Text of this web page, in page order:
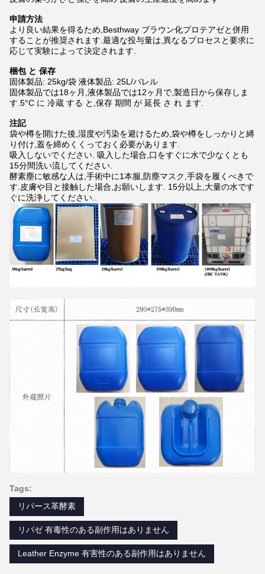
申請方法
より良い結果を得るため,Besthway ブラウン化プロテアゼと併用
することが推奨されます.最適な投与量は,異なるプロセスと要求に
応じて実験によって決定されます.
梱包 と 保存
固体製品: 25kg/袋 液体製品: 25L/バレル
固体製品では18ヶ月,液体製品では12ヶ月で,製造日から保存しま
す.5°C に 冷蔵 する と,保存 期間 が 延長 さ れ ます.
注記
袋や樽を開けた後,湿度や汚染を避けるため,袋や樽をしっかりと縛
り付け,蓋を締めくくっておく必要があります.
吸入しないでください. 吸入した場合,口をすぐに水で少なくとも
15分間洗い流してください.
酵素塵に敏感な人は,手術中に1本服,防塵マスク,手袋を履くべきで
す.皮膚や目と接触した場合,お願いします. 15分以上,大量の水です
ぐに洗浄してください..
Tags:
リパース革酵素
リパゼ 有毒性のある副作用はありません
Leather Enzyme 有害性のある副作用はありません